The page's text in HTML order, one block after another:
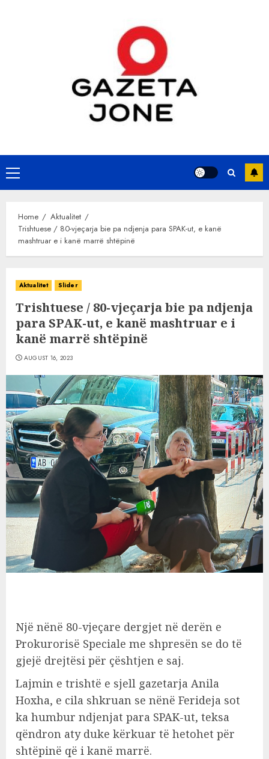
Primary
Menu
Home
Aktualitet
Trishtuese / 80-vjeçarja bie pa ndjenja para SPAK-ut, e kanë
mashtruar e i kanë marrë shtëpinë
Aktualitet Slider
Trishtuese / 80-vjeçarja bie pa ndjenja
para SPAK-ut, e kanë mashtruar e i
kanë marrë shtëpinë
AUGUST 16, 2023
Një nënë 80-vjeçare dergjet në derën e
Prokurorisë Speciale me shpresën se do të
gjejë drejtësi për çështjen e saj.
Lajmin e trishtë e sjell gazetarja Anila
Hoxha, e cila shkruan se nënë Ferideja sot
ka humbur ndjenjat para SPAK-ut, teksa
qëndron aty duke kërkuar të hetohet për
shtëpinë që i kanë marrë.